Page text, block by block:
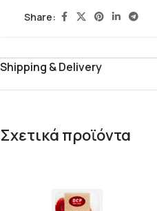
Share:
Shipping & Delivery
Σχετικά προϊόντα